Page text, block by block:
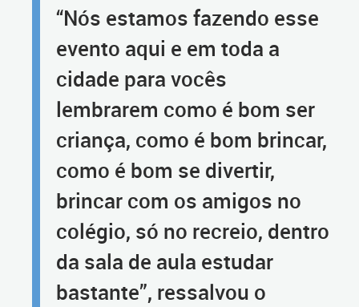
“Nós estamos fazendo esse
evento aqui e em toda a
cidade para vocês
lembrarem como é bom ser
criança, como é bom brincar,
como é bom se divertir,
brincar com os amigos no
colégio, só no recreio, dentro
da sala de aula estudar
bastante”, ressalvou o